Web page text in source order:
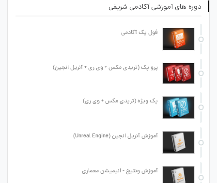
دوره های آموزشی آکادمی شریفی
فول پک آکادمی
پرو پک (تریدی مکس + وی ری + آنریل انجین)
پک ویژه (تریدی مکس + وی ری)
آموزش آنریل انجین (Unreal Engine)
آموزش ونتیج - انیمیشن معماری